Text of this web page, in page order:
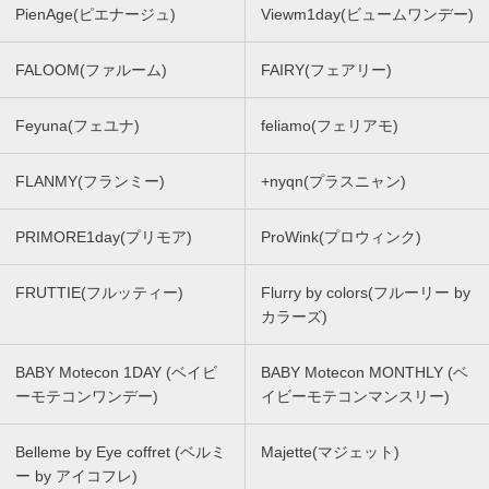
PienAge(ピエナージュ) Viewm1day(ビュームワンデー)
FALOOM(ファルーム) FAIRY(フェアリー)
Feyuna(フェユナ) feliamo(フェリアモ)
FLANMY(フランミー) +nyqn(プラスニャン)
PRIMORE1day(プリモア) ProWink(プロウィンク)
FRUTTIE(フルッティー)
Flurry by colors(フルーリー by
カラーズ)
BABY Motecon 1DAY (ベイビ
ーモテコンワンデー)
BABY Motecon MONTHLY (ベ
イビーモテコンマンスリー)
Belleme by Eye coffret (ベルミ
ー by アイコフレ)
Majette(マジェット)